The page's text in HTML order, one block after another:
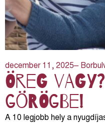
december 11, 2025–
Öreg
görögbe!
A 10 legjobb hely a